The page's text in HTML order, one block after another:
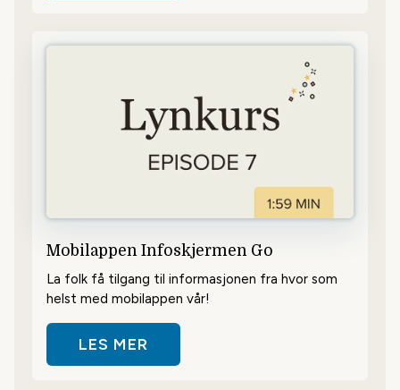
Mobilappen Infoskjermen Go
La folk få tilgang til informasjonen fra hvor som
helst med mobilappen vår!
LES MER
OM MOBILAPPEN INFOSKJERMEN